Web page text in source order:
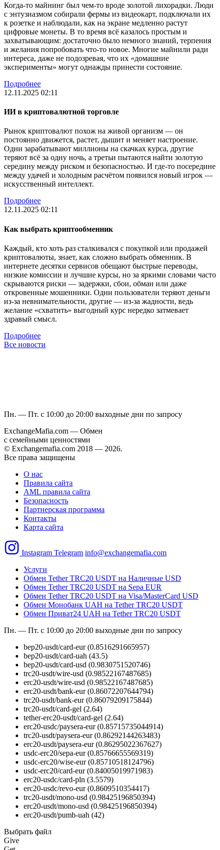
Когда-то майнинг был чем-то вроде золотой лихорадки. Люди
с энтузиазмом собирали фермы из видеокарт, подключали их
к розетке и наблюдали, как на экране медленно растут
цифровые монеты. В то время всё казалось простым и
захватывающим: достаточно было немного знаний, терпения
и желания попробовать что-то новое. Многие майнили ради
интереса, даже не подозревая, что их «домашние
эксперименты» могут однажды принести состояние.
Подробнее
12.11.2025 02:11
ИИ в криптовалютной торговле
Рынок криптовалют похож на живой организм — он
постоянно движется, растет, дышит и меняет настроение.
Одни зарабатывают миллионы на скачках курса, другие
теряют всё за одну ночь, а третьи пытаются найти золотую
середину между риском и безопасностью. И где-то посередине
между удачей и холодным расчётом появился новый игрок —
искусственный интеллект.
Подробнее
12.11.2025 02:11
Как выбрать криптообменник
Каждый, кто хоть раз сталкивался с покупкой или продажей
криптовалюты, знает, как сложно выбрать обменник. В
интернете десятки сервисов обещают быстрые переводы,
низкие комиссии и лучшие курсы, но за яркими словами часто
скрываются риски — задержки, сбои, обман или даже
откровенные мошенники. Одни пользователи теряют деньги
из-за невнимательности, другие — из-за жадности, ведь
желание «схватить» выгодный курс нередко затмевает
здравый смысл.
Подробнее
Все новости
Пн. — Пт. с 10:00 до 20:00 выходные дни по запросу
ExchangeMafia.com — Обмен
с семейными ценностями
© Exchangemafia.com 2018 — 2026.
Все права защищены
О нас
Правила сайта
AML правила сайта
Безопасность
Партнерская программа
Контакты
Карта сайта
Instagram Telegram info@exchangemafia.com
Услуги
Обмен Tether TRC20 USDT на Наличные USD
Обмен Tether TRC20 USDT на Sepa EUR
Обмен Tether TRC20 USDT на Visa/MasterCard USD
Обмен Монобанк UAH на Tether TRC20 USDT
Обмен Приват24 UAH на Tether TRC20 USDT
Пн. — Пт. с 10:00 до 20:00 выходные дни по запросу
bep20-usdt/card-eur (0.8516291665957)
bep20-usdt/card-uah (43.5)
bep20-usdt/card-usd (0.9830751520746)
trc20-usdt/wire-usd (0.98522167487685)
erc20-usdt/wire-usd (0.98522167487685)
erc20-usdt/bank-eur (0.86072207644794)
trc20-usdt/bank-eur (0.86079209175844)
trc20-usdt/card-gel (2.64)
tether-erc20-usdt/card-gel (2.64)
erc20-usdc/paysera-eur (0.85715735044914)
trc20-usdt/paysera-eur (0.86292144263483)
erc20-usdt/paysera-eur (0.86295022367627)
usdc-erc20/sepa-eur (0.85766655569319)
usdc-erc20/wise-eur (0.85710518124796)
usdc-erc20/card-eur (0.84005019971983)
erc20-usdc/card-pln (3.5579)
erc20-usdc/revo-eur (0.8609510354417)
trc20-usdt/mono-usd (0.98425196850394)
erc20-usdt/mono-usd (0.98425196850394)
erc20-usdt/pumb-uah (42)
Выбрать файл
Give